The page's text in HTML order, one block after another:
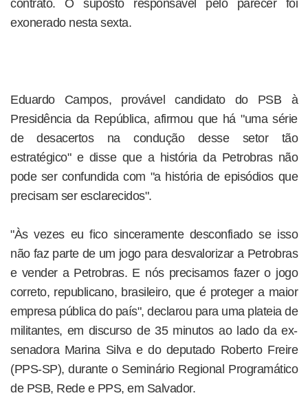
contrato. O suposto responsável pelo parecer foi
exonerado nesta sexta.
Eduardo Campos, provável candidato do PSB à
Presidência da República, afirmou que há "uma série
de desacertos na condução desse setor tão
estratégico" e disse que a história da Petrobras não
pode ser confundida com "a história de episódios que
precisam ser esclarecidos".
"Às vezes eu fico sinceramente desconfiado se isso
não faz parte de um jogo para desvalorizar a Petrobras
e vender a Petrobras. E nós precisamos fazer o jogo
correto, republicano, brasileiro, que é proteger a maior
empresa pública do país", declarou para uma plateia de
militantes, em discurso de 35 minutos ao lado da ex-
senadora Marina Silva e do deputado Roberto Freire
(PPS-SP), durante o Seminário Regional Programático
de PSB, Rede e PPS, em Salvador.